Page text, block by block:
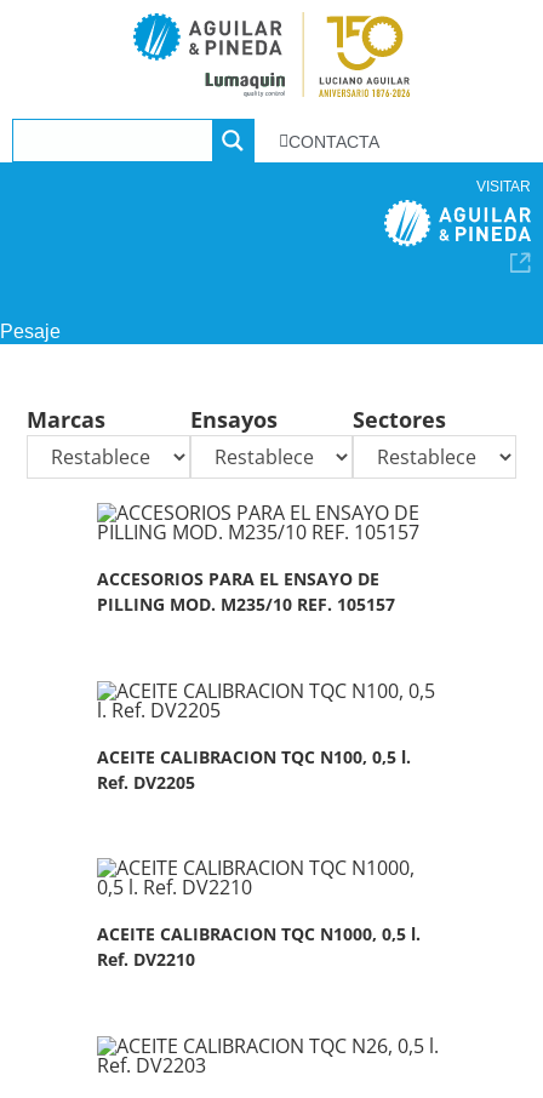
CONTACTA
VISITAR
Pesaje
Marcas Ensayos Sectores
ACCESORIOS PARA EL ENSAYO DE
PILLING MOD. M235/10 REF. 105157
ACEITE CALIBRACION TQC N100, 0,5 l.
Ref. DV2205
ACEITE CALIBRACION TQC N1000, 0,5 l.
Ref. DV2210